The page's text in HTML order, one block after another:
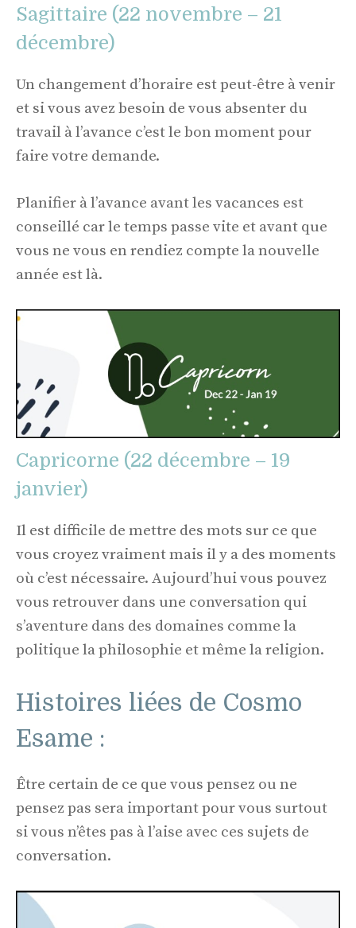
Sagittaire (22 novembre – 21
décembre)
Un changement d’horaire est peut-être à venir
et si vous avez besoin de vous absenter du
travail à l’avance c’est le bon moment pour
faire votre demande.
Planifier à l’avance avant les vacances est
conseillé car le temps passe vite et avant que
vous ne vous en rendiez compte la nouvelle
année est là.
Capricorne (22 décembre – 19
janvier)
Il est difficile de mettre des mots sur ce que
vous croyez vraiment mais il y a des moments
où c’est nécessaire. Aujourd’hui vous pouvez
vous retrouver dans une conversation qui
s’aventure dans des domaines comme la
politique la philosophie et même la religion.
Histoires liées de Cosmo
Esame :
Être certain de ce que vous pensez ou ne
pensez pas sera important pour vous surtout
si vous n’êtes pas à l’aise avec ces sujets de
conversation.